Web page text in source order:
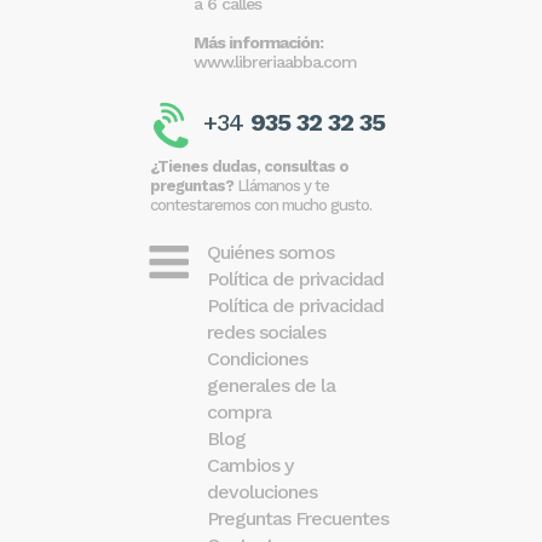
Más información:
www.libreriaabba.com
+34 935 32 32 35
¿Tienes dudas, consultas o
preguntas? Llámanos y te
contestaremos con mucho gusto.
Quiénes somos
Política de privacidad
Política de privacidad
redes sociales
Condiciones
generales de la
compra
Blog
Cambios y
devoluciones
Preguntas Frecuentes